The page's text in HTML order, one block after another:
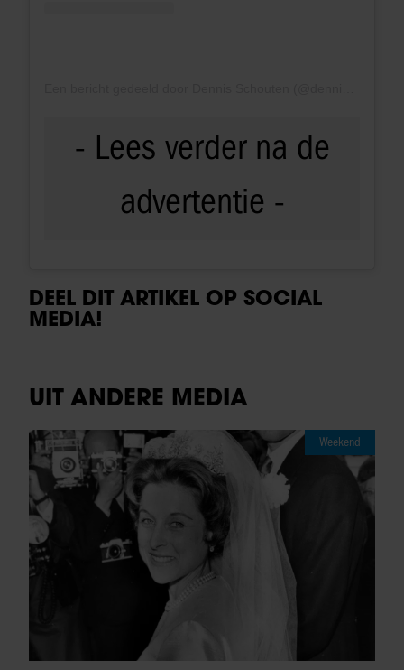
DEEL DIT ARTIKEL OP SOCIAL
MEDIA!
UIT ANDERE MEDIA
Weekend